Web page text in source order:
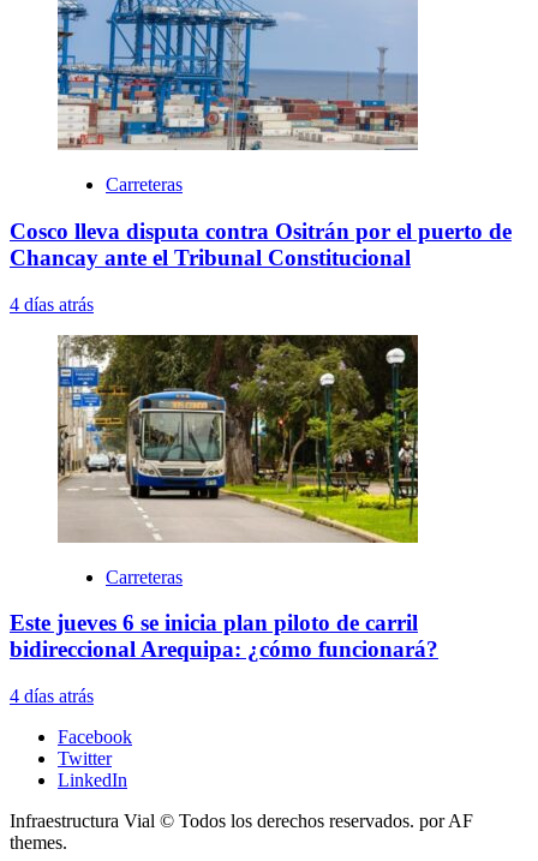
Carreteras
Cosco lleva disputa contra Ositrán por el puerto de
Chancay ante el Tribunal Constitucional
4 días atrás
Carreteras
Este jueves 6 se inicia plan piloto de carril
bidireccional Arequipa: ¿cómo funcionará?
4 días atrás
Facebook
Twitter
LinkedIn
Infraestructura Vial © Todos los derechos reservados. por AF
themes.